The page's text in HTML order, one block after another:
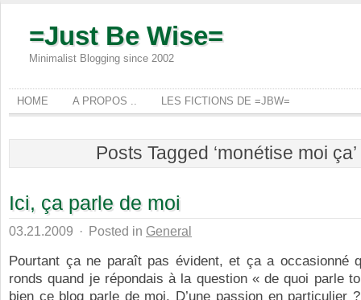
=Just Be Wise=
Minimalist Blogging since 2002
HOME A PROPOS .. LES FICTIONS DE =JBW=
Posts Tagged ‘monétise moi ça’
Ici, ça parle de moi
03.21.2009 · Posted in General
Pourtant ça ne paraît pas évident, et ça a occasionné
ronds quand je répondais à la question « de quoi parle
bien ce blog parle de moi. D’une passion en particulier